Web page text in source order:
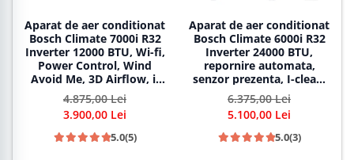
Aparat de aer conditionat
Bosch Climate 7000i R32
Inverter 12000 BTU, Wi-fi,
Power Control, Wind
Avoid Me, 3D Airflow, i-
Clean, Follow me,
CL7000i 35 E - CL7000iU
W 35 E
4.875,00 Lei
3.900,00 Lei
5.0(5)
Aparat de aer conditionat
Bosch Climate 6000i R32
Inverter 24000 BTU,
repornire automata,
senzor prezenta, I-clean,
Turbo, Timer, Follow me,
CL6001iU W 70 E -
CL6001i 70 E
6.375,00 Lei
5.100,00 Lei
5.0(3)